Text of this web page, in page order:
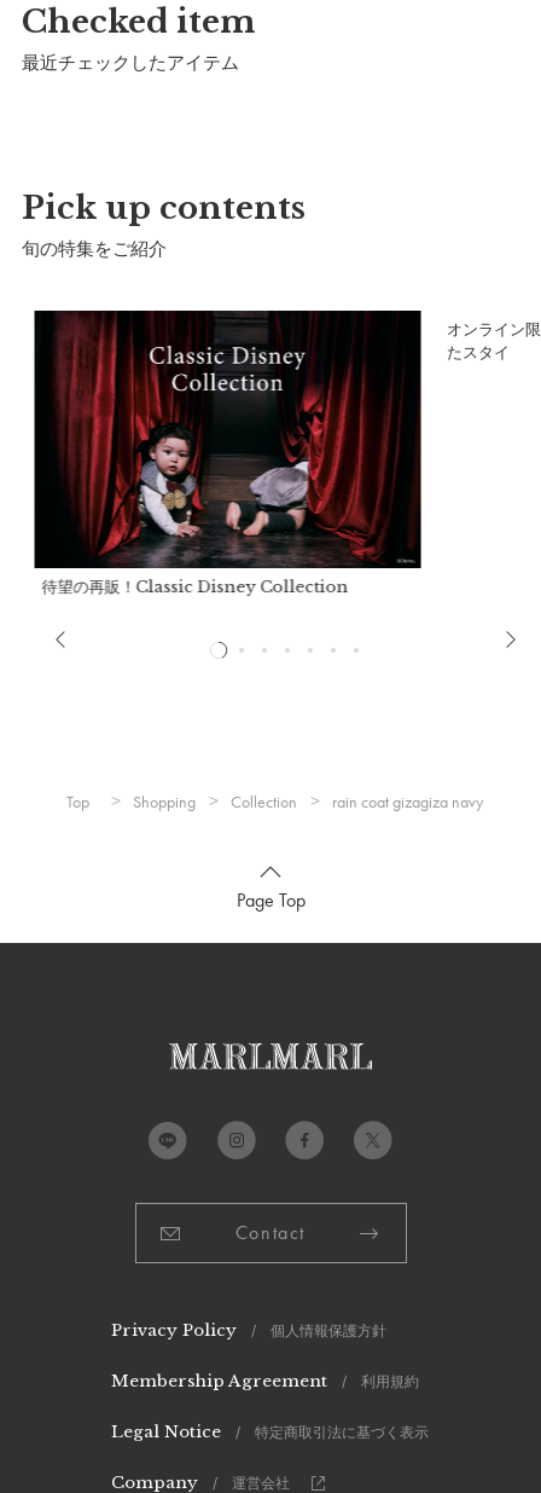
サイズ(100cm-120cm)
b）身幅：
約48cm
c）裾幅：約53cm
d）袖丈(100cm)：
d'）袖丈(110cm)：約46cm
d"）袖丈(120cm)：約51cm
フード長：
約30.5cm
フード幅：
約25.5cm
※推奨年齢は個人差がございますので、実寸を参考にしてくだ
Checked item
最近チェックしたアイテム
Pick up contents
旬の特集をご紹介
待望の再販！Classic Disney Collection
オンライン
たスタイ
Top Shopping Collection rain coat gizagiza navy
Page Top
Contact
Privacy Policy / 個人情報保護方針
Membership Agreement / 利用規約
Legal Notice / 特定商取引法に基づく表示
Company / 運営会社